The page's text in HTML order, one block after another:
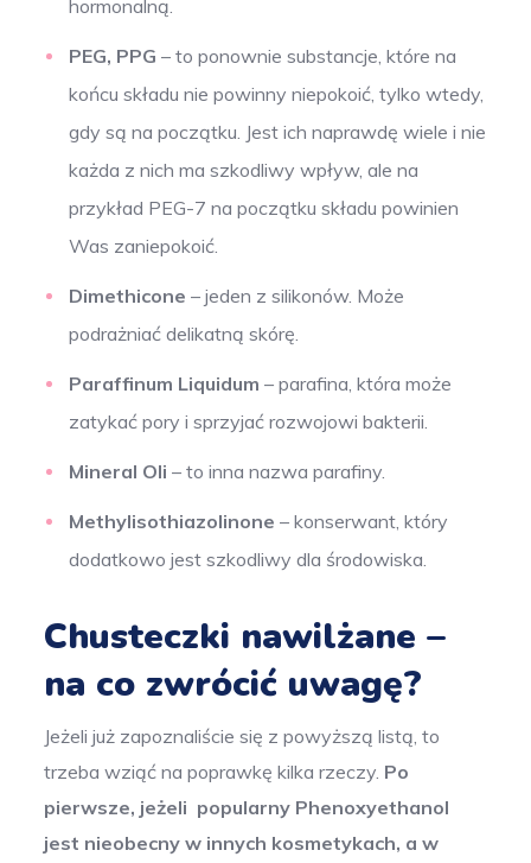
hormonalną.
PEG, PPG – to ponownie substancje, które na
końcu składu nie powinny niepokoić, tylko wtedy,
gdy są na początku. Jest ich naprawdę wiele i nie
każda z nich ma szkodliwy wpływ, ale na
przykład PEG-7 na początku składu powinien
Was zaniepokoić.
Dimethicone – jeden z silikonów. Może
podrażniać delikatną skórę.
Paraffinum Liquidum – parafina, która może
zatykać pory i sprzyjać rozwojowi bakterii.
Mineral Oli – to inna nazwa parafiny.
Methylisothiazolinone – konserwant, który
dodatkowo jest szkodliwy dla środowiska.
Chusteczki nawilżane –
na co zwrócić uwagę?
Jeżeli już zapoznaliście się z powyższą listą, to
trzeba wziąć na poprawkę kilka rzeczy. Po
pierwsze, jeżeli popularny Phenoxyethanol
jest nieobecny w innych kosmetykach, a w